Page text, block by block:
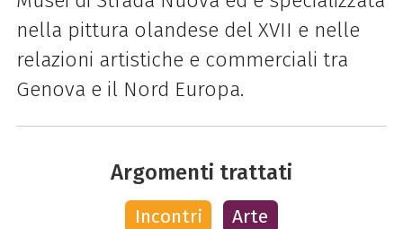
nella pittura olandese del XVII e nelle
relazioni artistiche e commerciali tra
Genova e il Nord Europa.
Argomenti trattati
Incontri Arte